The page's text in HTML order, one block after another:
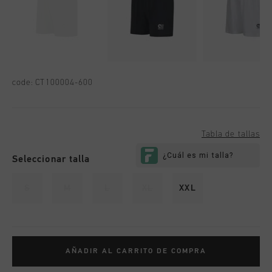
code: CT100004-600
Seleccionar talla
Tabla de tallas
XXL
AÑADIR AL CARRITO DE COMPRA